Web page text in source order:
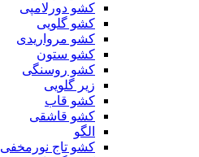
کشو دورلامپی
کشو گلویی
کشو مرواریدی
کشو ستون
کشو روسنگی
زیر گلویی
کشو قاب
کشو قاشقی
الگو
کشو تاج نورمخفی